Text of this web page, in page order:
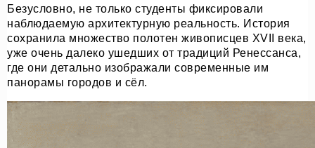
Безусловно, не только студенты фиксировали
наблюдаемую архитектурную реальность. История
сохранила множество полотен живописцев XVII века,
уже очень далеко ушедших от традиций Ренессанса,
где они детально изображали современные им
панорамы городов и сёл.